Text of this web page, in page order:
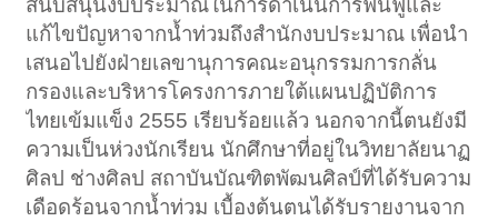
สนับสนุนงบประมาณในการดำเนินการฟื้นฟูและ
แก้ไขปัญหาจากน้ำท่วมถึงสำนักงบประมาณ เพื่อนำ
เสนอไปยังฝ่ายเลขานุการคณะอนุกรรมการกลั่น
กรองและบริหารโครงการภายใต้แผนปฏิบัติการ
ไทยเข้มแข็ง 2555 เรียบร้อยแล้ว นอกจากนี้ตนยังมี
ความเป็นห่วงนักเรียน นักศึกษาที่อยู่ในวิทยาลัยนาฏ
ศิลป ช่างศิลป สถาบันบัณฑิตพัฒนศิลป์ที่ได้รับความ
เดือดร้อนจากน้ำท่วม เบื้องต้นตนได้รับรายงานจาก